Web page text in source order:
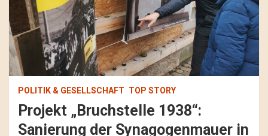
POLITIK & GESELLSCHAFT TOP STORY
Projekt „Bruchstelle 1938“:
Sanierung der Synagogenmauer in